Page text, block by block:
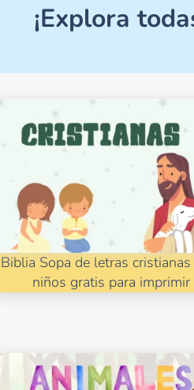
¡Explora
Biblia Sopa de letras cristianas
niños gratis para imprimir